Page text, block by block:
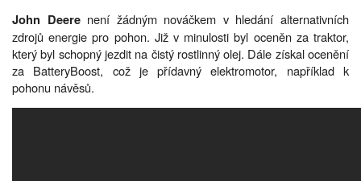
John Deerenení žádným nováčkem v hledání alternativních
zdrojů energie pro pohon. Již v minulosti byl oceněn za traktor,
který byl schopný jezdit na čistý rostlinný olej. Dále získal ocenění
za BatteryBoost, což je přídavný elektromotor, například k
pohonu návěsů.